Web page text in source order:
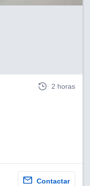
2 horas
Contactar